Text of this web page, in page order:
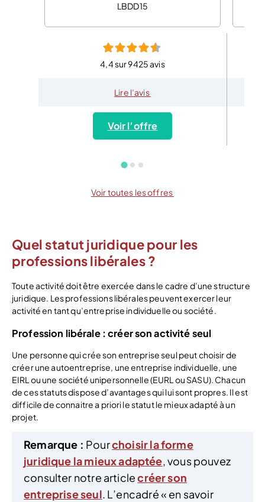
LBDD15
4,4 sur 9425 avis
Lire l’avis
Voir l’offre
Voir toutes les offres
Quel statut juridique pour les
professions libérales ?
Toute activité doit être exercée dans le cadre d’une structure
juridique. Les professions libérales peuvent exercer leur
activité en tant qu’entreprise individuelle ou société.
Profession libérale : créer son activité seul
Une personne qui crée son entreprise seul peut choisir de
créer une autoentreprise, une entreprise individuelle, une
EIRL ou une société unipersonnelle (EURL ou SASU). Chacun
de ces statuts dispose d’avantages qui lui sont propres. Il est
difficile de connaitre a priori le statut le mieux adapté à un
projet.
Remarque : Pourchoisir la forme
juridique la mieux adaptée, vous pouvez
consulter notre articlecréer son
entreprise seul. L’encadré « en savoir